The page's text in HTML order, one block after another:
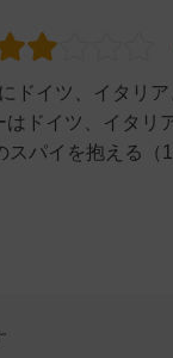
ドイツ、イタリ
ドイツ、イタリ
パイを抱える（